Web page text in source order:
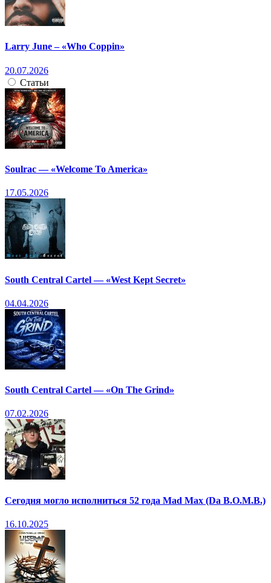
Larry June – «Who Coppin»
20.07.2026
Статьи
Soulrac — «Welcome To America»
17.05.2026
South Central Cartel — «West Kept Secret»
04.04.2026
South Central Cartel — «On The Grind»
07.02.2026
Сегодня могло исполниться 52 года Mad Max (Da B.O.M.B.)
16.10.2025